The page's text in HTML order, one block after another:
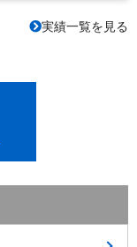
実績一覧を見る